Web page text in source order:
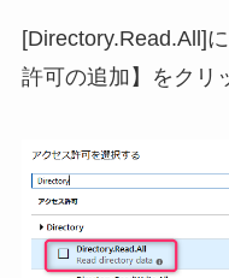
[Directory.Read.All]
許可の追加】をクリ